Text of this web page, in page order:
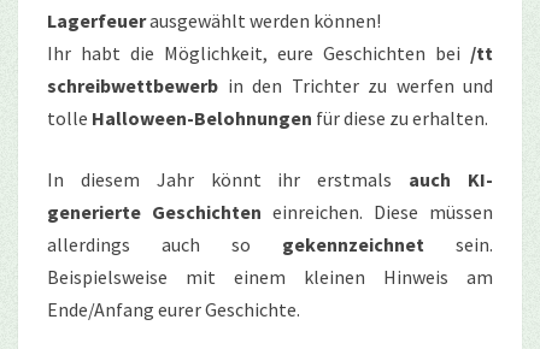
Lagerfeuerausgewählt werden können!
Ihr habt die Möglichkeit, eure Geschichten bei /tt
schreibwettbewerb in den Trichter zu werfen und
tolle Halloween-Belohnungen für diese zu erhalten.
In diesem Jahr könnt ihr erstmals auch KI-
generierte Geschichten einreichen. Diese müssen
allerdings auch so gekennzeichnet sein.
Beispielsweise mit einem kleinen Hinweis am
Ende/Anfang eurer Geschichte.